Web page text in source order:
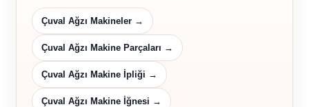
Çuval Ağzı Makineler →
Çuval Ağzı Makine Parçaları →
Çuval Ağzı Makine İpliği →
Çuval Ağzı Makine İğnesi →